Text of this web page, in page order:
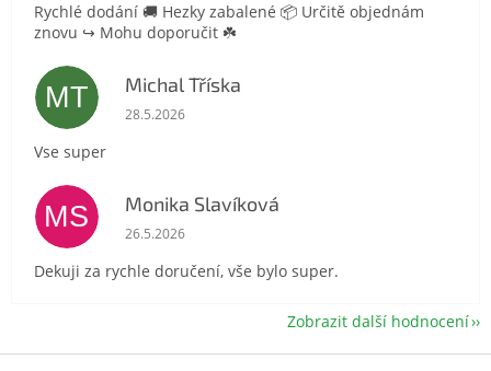
Rychlé dodání 🚚 Hezky zabalené 📦 Určitě objednám
znovu ↪️ Mohu doporučit ☘️
MT Michal Tříska
Hodnocení obchodu je 5 z 5 hvězdiček.
28.5.2026
Vse super
MS Monika Slavíková
Hodnocení obchodu je 5 z 5 hvězdiček.
26.5.2026
Dekuji za rychle doručení, vše bylo super.
Zobrazit další hodnocení